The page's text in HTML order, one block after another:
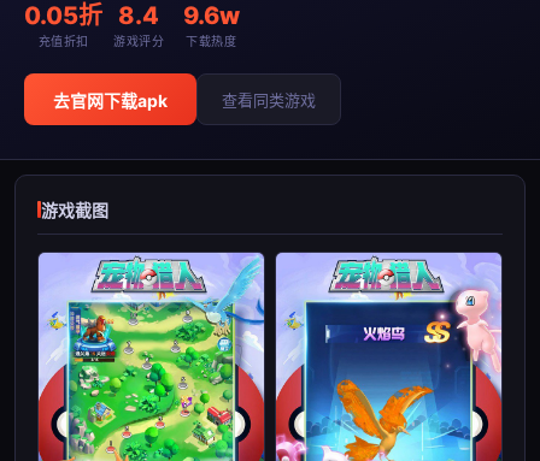
0.05折
充值折扣
8.4
游戏评分
9.6w
下载热度
去官网下载apk 查看同类游戏
游戏截图